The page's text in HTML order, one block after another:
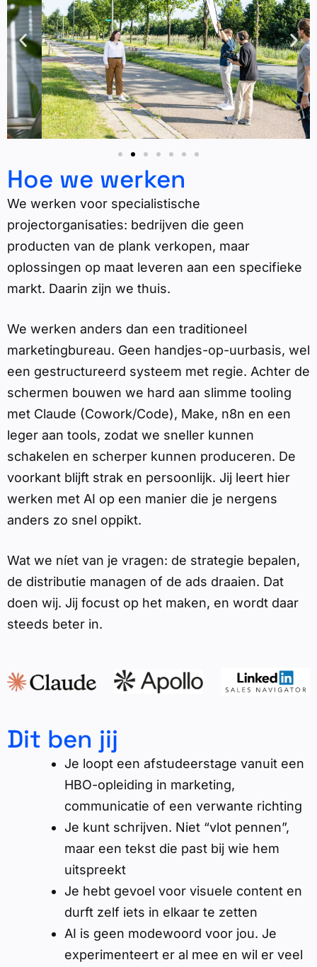
Hoe we werken
We werken voor specialistische
projectorganisaties: bedrijven die geen
producten van de plank verkopen, maar
oplossingen op maat leveren aan een specifieke
markt. Daarin zijn we thuis.
We werken anders dan een traditioneel
marketingbureau. Geen handjes-op-uurbasis, wel
een gestructureerd systeem met regie. Achter de
schermen bouwen we hard aan slimme tooling
met Claude (Cowork/Code), Make, n8n en een
leger aan tools, zodat we sneller kunnen
schakelen en scherper kunnen produceren. De
voorkant blijft strak en persoonlijk. Jij leert hier
werken met AI op een manier die je nergens
anders zo snel oppikt.
Wat we níet van je vragen: de strategie bepalen,
de distributie managen of de ads draaien. Dat
doen wij. Jij focust op het maken, en wordt daar
steeds beter in.
Dit ben jij
Je loopt een afstudeerstage vanuit een
HBO-opleiding in marketing,
communicatie of een verwante richting
Je kunt schrijven. Niet “vlot pennen”,
maar een tekst die past bij wie hem
uitspreekt
Je hebt gevoel voor visuele content en
durft zelf iets in elkaar te zetten
AI is geen modewoord voor jou. Je
experimenteert er al mee en wil er veel